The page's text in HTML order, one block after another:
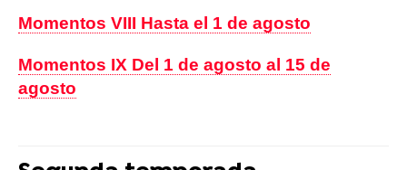
Momentos VIII Hasta el 1 de agosto
Momentos IX Del 1 de agosto al 15 de
agosto